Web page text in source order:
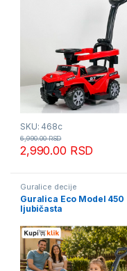
SKU: 468c
2,990.00 RSD
6,990.00RSD
Guralice decije
Guralica Eco Model 450
ljubičasta